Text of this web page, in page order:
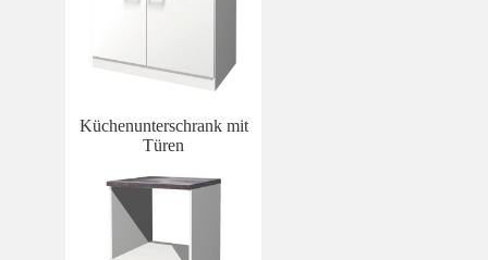
Küchenunterschrank mit
Türen